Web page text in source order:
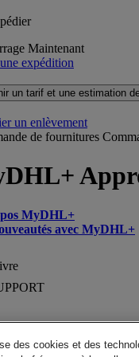
Maintenant
expédition
un tarif et une estimation
un enlèvement
de fournitures
MyDHL+
avec MyDHL+
A propos de DHL
des cookies et des